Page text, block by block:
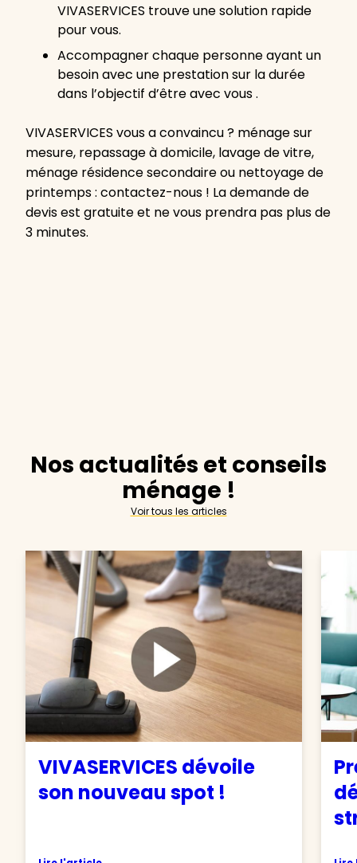
VIVASERVICES trouve une solution rapide
pour vous.
Accompagner chaque personne ayant un
besoin avec une prestation sur la durée
dans l’objectif d’être avec vous .
VIVASERVICES vous a convaincu ? ménage sur
mesure, repassage à domicile, lavage de vitre,
ménage résidence secondaire ou nettoyage de
printemps : contactez-nous ! La demande de
devis est gratuite et ne vous prendra pas plus de
3 minutes.
Nos actualités et conseils
ménage !
Voir tous les articles
VIVASERVICES dévoile
son nouveau spot !